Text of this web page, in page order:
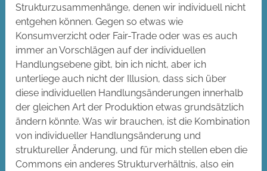
Strukturzusammenhänge, denen wir individuell nicht
entgehen können. Gegen so etwas wie
Konsumverzicht oder Fair-Trade oder was es auch
immer an Vorschlägen auf der individuellen
Handlungsebene gibt, bin ich nicht, aber ich
unterliege auch nicht der Illusion, dass sich über
diese individuellen Handlungsänderungen innerhalb
der gleichen Art der Produktion etwas grundsätzlich
ändern könnte. Was wir brauchen, ist die Kombination
von individueller Handlungsänderung und
struktureller Änderung, und für mich stellen eben die
Commons ein anderes Strukturverhältnis, also ein